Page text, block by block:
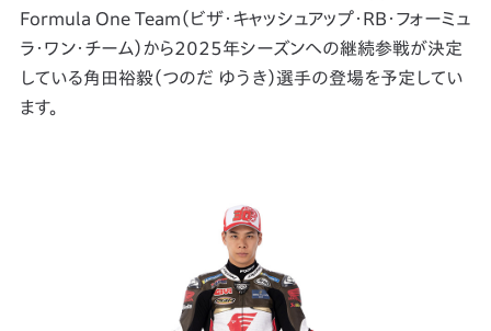
Formula One Team（ビザ・キャッシュアップ・RB・フォーミュ
ラ・ワン・チーム）から2025年シーズンへの継続参戦が決定
している角田裕毅（つのだ ゆうき）選手の登場を予定してい
ます。